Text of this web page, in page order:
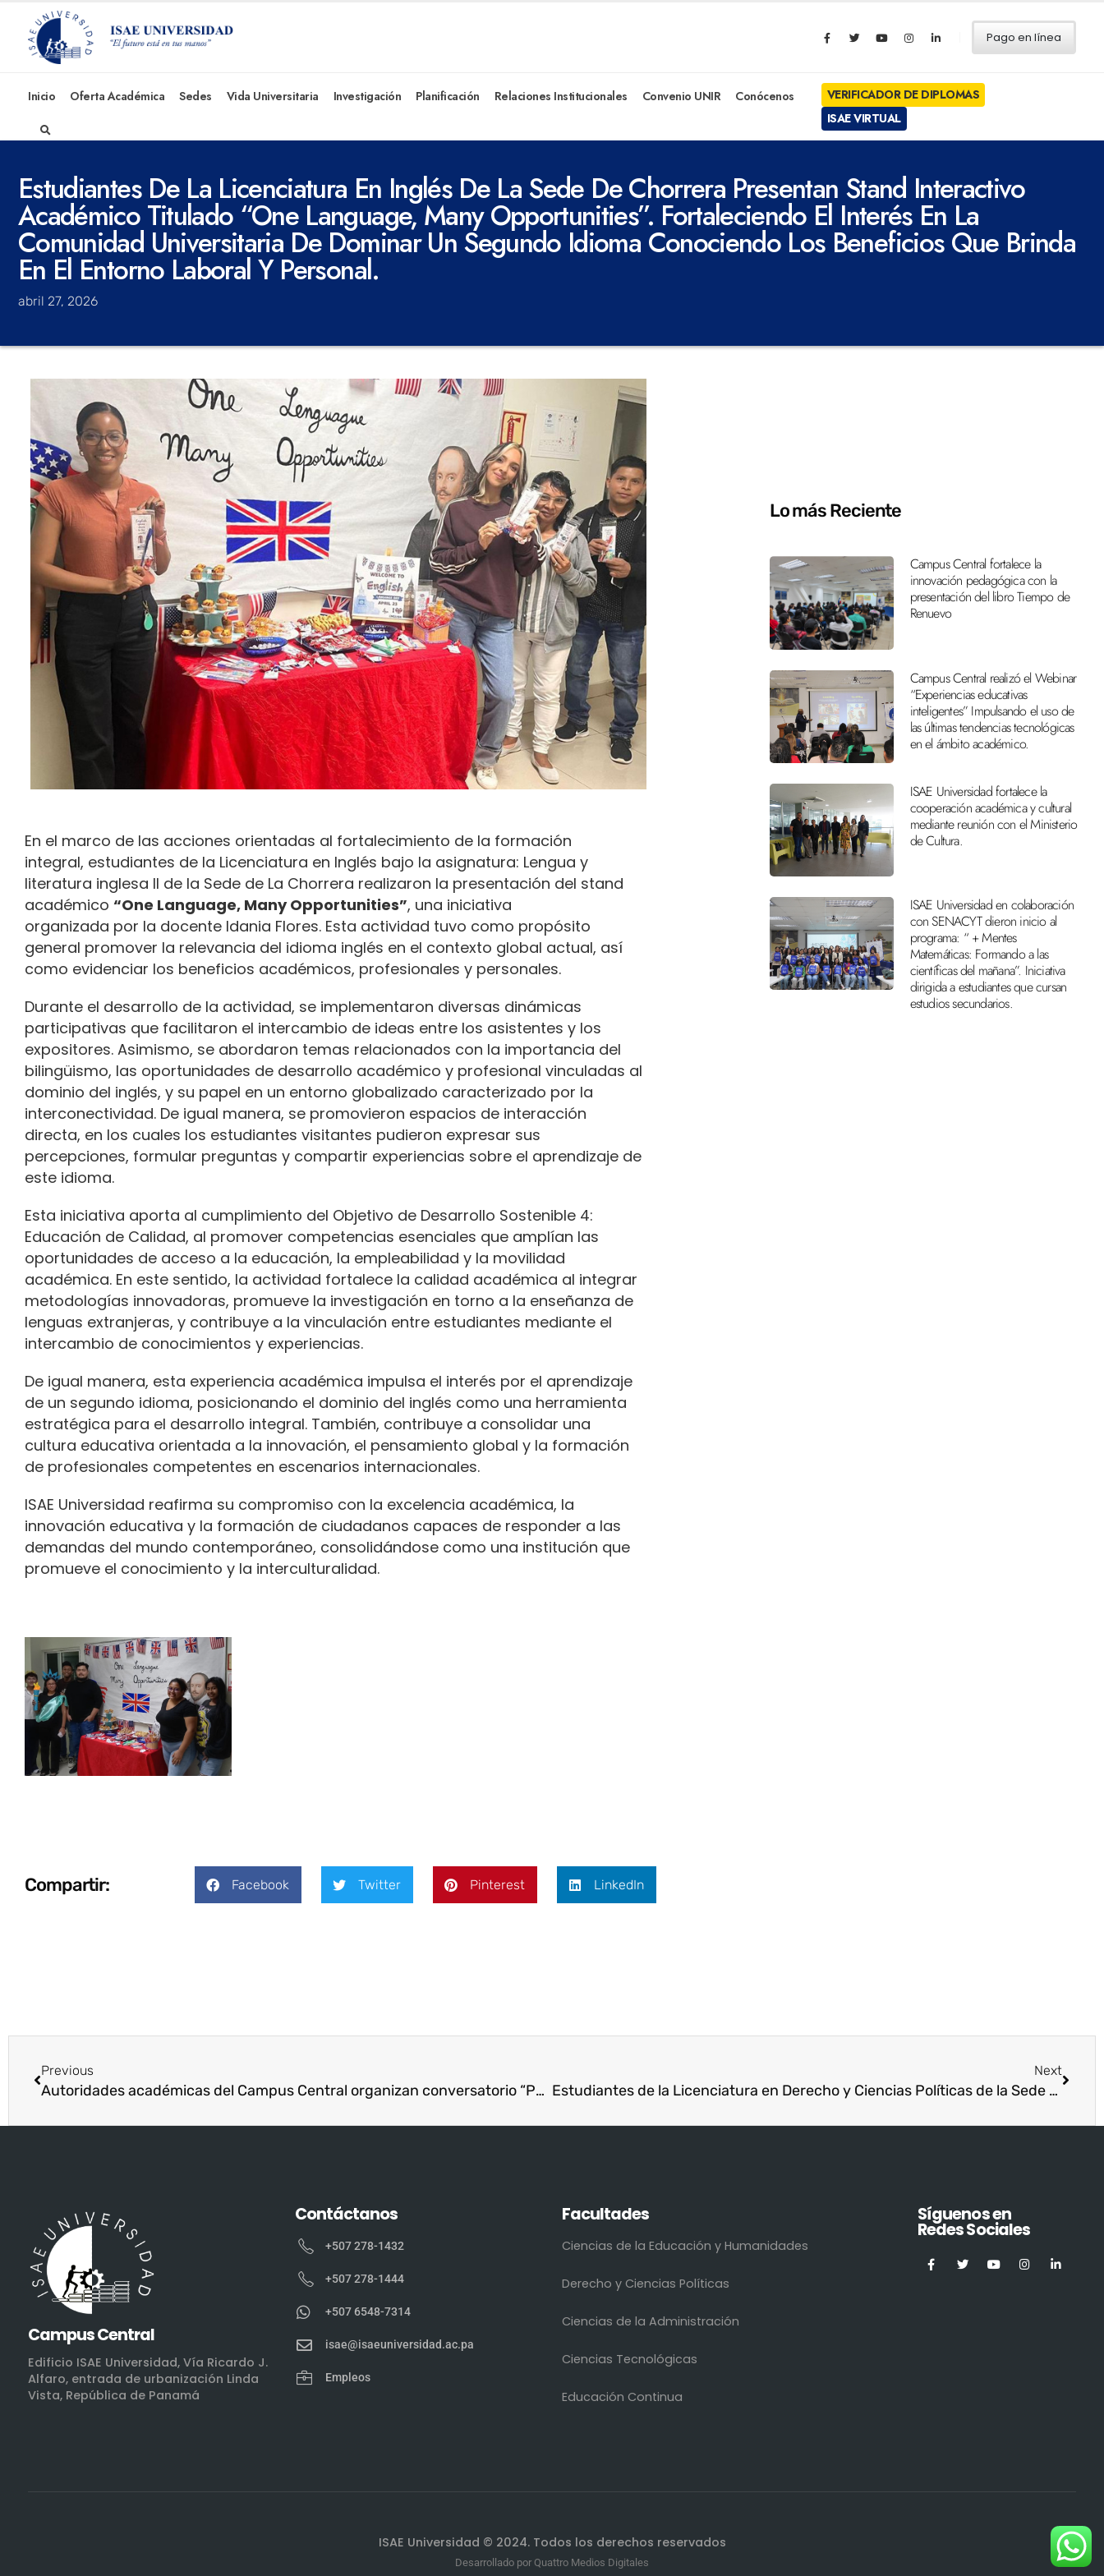
Pago en línea
Inicio Oferta Académica Sedes Vida Universitaria Investigación Planificación Relaciones Institucionales Convenio UNIR Conócenos
VERIFICADOR DE DIPLOMAS
ISAE VIRTUAL
Estudiantes De La Licenciatura En Inglés De La Sede De Chorrera Presentan Stand Interactivo
Académico Titulado “One Language, Many Opportunities”. Fortaleciendo El Interés En La
Comunidad Universitaria De Dominar Un Segundo Idioma Conociendo Los Beneficios Que Brinda
En El Entorno Laboral Y Personal.
abril 27, 2026
En el marco de las acciones orientadas al fortalecimiento de la formación
integral, estudiantes de la Licenciatura en Inglés bajo la asignatura: Lengua y
literatura inglesa II de la Sede de La Chorrera realizaron la presentación del stand
académico “One Language, Many Opportunities”, una iniciativa
organizada por la docente Idania Flores. Esta actividad tuvo como propósito
general promover la relevancia del idioma inglés en el contexto global actual, así
como evidenciar los beneficios académicos, profesionales y personales.
Durante el desarrollo de la actividad, se implementaron diversas dinámicas
participativas que facilitaron el intercambio de ideas entre los asistentes y los
expositores. Asimismo, se abordaron temas relacionados con la importancia del
bilingüismo, las oportunidades de desarrollo académico y profesional vinculadas al
dominio del inglés, y su papel en un entorno globalizado caracterizado por la
interconectividad. De igual manera, se promovieron espacios de interacción
directa, en los cuales los estudiantes visitantes pudieron expresar sus
percepciones, formular preguntas y compartir experiencias sobre el aprendizaje de
este idioma.
Esta iniciativa aporta al cumplimiento del Objetivo de Desarrollo Sostenible 4:
Educación de Calidad, al promover competencias esenciales que amplían las
oportunidades de acceso a la educación, la empleabilidad y la movilidad
académica. En este sentido, la actividad fortalece la calidad académica al integrar
metodologías innovadoras, promueve la investigación en torno a la enseñanza de
lenguas extranjeras, y contribuye a la vinculación entre estudiantes mediante el
intercambio de conocimientos y experiencias.
De igual manera, esta experiencia académica impulsa el interés por el aprendizaje
de un segundo idioma, posicionando el dominio del inglés como una herramienta
estratégica para el desarrollo integral. También, contribuye a consolidar una
cultura educativa orientada a la innovación, el pensamiento global y la formación
de profesionales competentes en escenarios internacionales.
ISAE Universidad reafirma su compromiso con la excelencia académica, la
innovación educativa y la formación de ciudadanos capaces de responder a las
demandas del mundo contemporáneo, consolidándose como una institución que
promueve el conocimiento y la interculturalidad.
Compartir: Facebook Twitter Pinterest LinkedIn
Lo más Reciente
Campus Central fortalece la
innovación pedagógica con la
presentación del libro Tiempo de
Renuevo
Campus Central realizó el Webinar
“Experiencias educativas
inteligentes” Impulsando el uso de
las últimas tendencias tecnológicas
en el ámbito académico.
ISAE Universidad fortalece la
cooperación académica y cultural
mediante reunión con el Ministerio
de Cultura.
ISAE Universidad en colaboración
con SENACYT dieron inicio al
programa: “ + Mentes
Matemáticas: Formando a las
científicas del mañana”. Iniciativa
dirigida a estudiantes que cursan
estudios secundarios.
Previous
Autoridades académicas del Campus Central organizan conversatorio “Perspectivas sobre la Educación Panameña II” con participación de representantes de APEDE, IFFD, el Grupo de Promoción de Libertad Democrática e INCIDE.
Next
Estudiantes de la Licenciatura en Derecho y Ciencias Políticas de la Sede de la Chorrera realizan actividad académica “Educación Ambiental y de Aprendizaje del Cuidado y Protección del Medio Ambiente” Vinculando El Aprendizaje Académico con el Desarrollo Sostenible y la Responsabilidad Social.
Campus Central
Edificio ISAE Universidad, Vía Ricardo J.
Alfaro, entrada de urbanización Linda
Vista, República de Panamá
Contáctanos
+507 278-1432
+507 278-1444
+507 6548-7314
isae@isaeuniversidad.ac.pa
Empleos
Facultades
Ciencias de la Educación y Humanidades
Derecho y Ciencias Políticas
Ciencias de la Administración
Ciencias Tecnológicas
Educación Continua
Síguenos en
Redes Sociales
ISAE Universidad © 2024. Todos los derechos reservados
Desarrollado por Quattro Medios Digitales